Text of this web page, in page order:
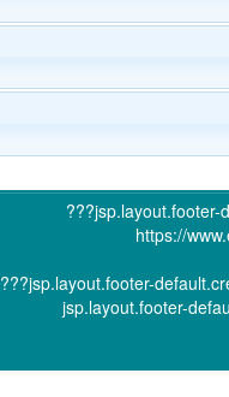
???jsp.layout.footer-
https://
???jsp.layout.footer-
jsp.layout.footer-